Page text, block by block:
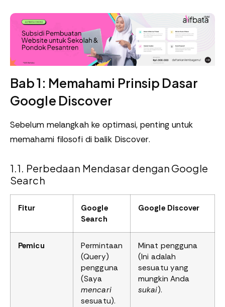
Bab 1: Memahami Prinsip Dasar
Google Discover
Sebelum melangkah ke optimasi, penting untuk
memahami filosofi di balik Discover.
1.1. Perbedaan Mendasar dengan Google
Search
Fitur
Google
Search
Google Discover
Pemicu
Permintaan
(Query)
pengguna
(Saya
mencari
sesuatu).
Minat pengguna
(Ini adalah
sesuatu yang
mungkin Anda
sukai).